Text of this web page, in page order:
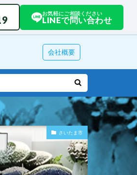
お気軽にご相談ください
LINEで問い合わせ
会社概要
さいたま市